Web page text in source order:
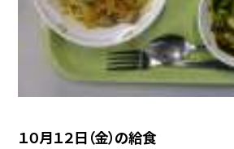
１０月１２日（金）の給食